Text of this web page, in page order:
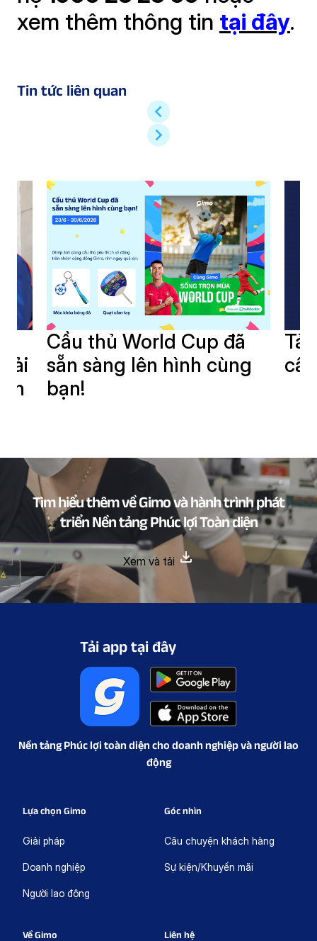
xem thêm thông tin tại đây.
Tin tức liên quan
Cầu thủ World Cup đã
sẵn sàng lên hình cùng
bạn!
Tìm hiểu thêm về Gimo và hành trình phát
triển Nền tảng Phúc lợi Toàn diện
Xem và tải
Tải app tại đây
Nền tảng Phúc lợi toàn diện cho doanh nghiệp và người lao
động
Lựa chọn Gimo
Giải pháp
Doanh nghiệp
Người lao động
Góc nhìn
Câu chuyện khách hàng
Sự kiện/Khuyến mãi
Về Gimo Liên hệ